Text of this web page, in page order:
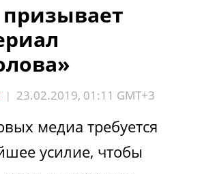
| 23.02.2019, 01:11 GMT+3
медиа требуется
усилие, чтобы